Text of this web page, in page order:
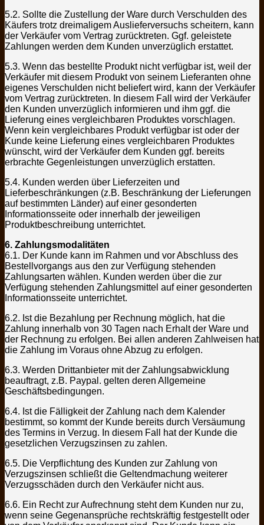
5.2. Sollte die Zustellung der Ware durch Verschulden des
Käufers trotz dreimaligem Auslieferversuchs scheitern, kann
der Verkäufer vom Vertrag zurücktreten. Ggf. geleistete
Zahlungen werden dem Kunden unverzüglich erstattet.
5.3. Wenn das bestellte Produkt nicht verfügbar ist, weil der
Verkäufer mit diesem Produkt von seinem Lieferanten ohne
eigenes Verschulden nicht beliefert wird, kann der Verkäufer
vom Vertrag zurücktreten. In diesem Fall wird der Verkäufer
den Kunden unverzüglich informieren und ihm ggf. die
Lieferung eines vergleichbaren Produktes vorschlagen.
Wenn kein vergleichbares Produkt verfügbar ist oder der
Kunde keine Lieferung eines vergleichbaren Produktes
wünscht, wird der Verkäufer dem Kunden ggf. bereits
erbrachte Gegenleistungen unverzüglich erstatten.
5.4. Kunden werden über Lieferzeiten und
Lieferbeschränkungen (z.B. Beschränkung der Lieferungen
auf bestimmten Länder) auf einer gesonderten
Informationsseite oder innerhalb der jeweiligen
Produktbeschreibung unterrichtet.
6. Zahlungsmodalitäten
6.1. Der Kunde kann im Rahmen und vor Abschluss des
Bestellvorgangs aus den zur Verfügung stehenden
Zahlungsarten wählen. Kunden werden über die zur
Verfügung stehenden Zahlungsmittel auf einer gesonderten
Informationsseite unterrichtet.
6.2. Ist die Bezahlung per Rechnung möglich, hat die
Zahlung innerhalb von 30 Tagen nach Erhalt der Ware und
der Rechnung zu erfolgen. Bei allen anderen Zahlweisen hat
die Zahlung im Voraus ohne Abzug zu erfolgen.
6.3. Werden Drittanbieter mit der Zahlungsabwicklung
beauftragt, z.B. Paypal. gelten deren Allgemeine
Geschäftsbedingungen.
6.4. Ist die Fälligkeit der Zahlung nach dem Kalender
bestimmt, so kommt der Kunde bereits durch Versäumung
des Termins in Verzug. In diesem Fall hat der Kunde die
gesetzlichen Verzugszinsen zu zahlen.
6.5. Die Verpflichtung des Kunden zur Zahlung von
Verzugszinsen schließt die Geltendmachung weiterer
Verzugsschäden durch den Verkäufer nicht aus.
6.6. Ein Recht zur Aufrechnung steht dem Kunden nur zu,
wenn seine Gegenansprüche rechtskräftig festgestellt oder